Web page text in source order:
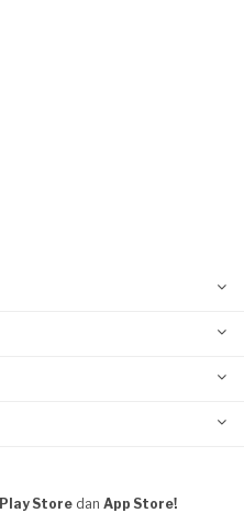
Play Store dan App Store!